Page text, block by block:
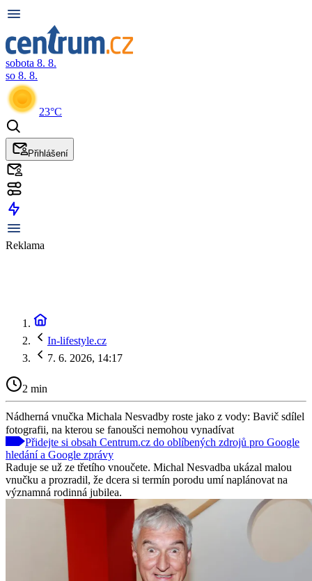
sobota 8. 8.
so 8. 8.
23°C
Přihlášení
Reklama
In-lifestyle.cz
7. 6. 2026, 14:17
2 min
Nádherná vnučka Michala Nesvadby roste jako z vody: Bavič sdílel
fotografii, na kterou se fanoušci nemohou vynadívat
Přidejte si obsah Centrum.cz do oblíbených zdrojů pro Google
hledání a Google zprávy
Raduje se už ze třetího vnoučete. Michal Nesvadba ukázal malou
vnučku a prozradil, že dcera si termín porodu umí naplánovat na
významná rodinná jubilea.